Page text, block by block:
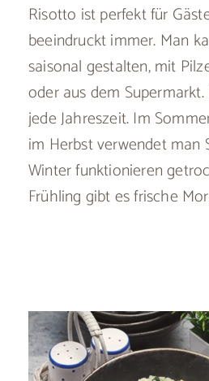
Risotto ist perfekt für
beeindruckt immer. Man
saisonal gestalten, mit
oder aus dem
jede Jahreszeit. Im
im Herbst verwendet man
Winter funktionieren
Frühling gibt es frische